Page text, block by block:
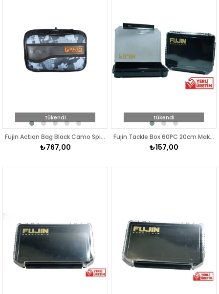
tükendi
Fujin Action Bag Black Camo Spin & LRF Çantası
₺767,00
tükendi
Fujin Tackle Box 60PC 20cm Maket Balık Kutusu Siyah
₺157,00